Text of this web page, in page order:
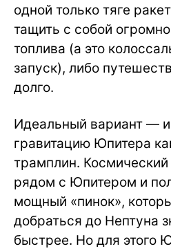
одной только тяге
тащить с собой
топлива (а это
запуск), либо
долго.
Идеальный вариант —
гравитацию Юпитера
трамплин.
рядом с Юпитером и
мощный «пинок»,
добраться до Нептуна
быстрее. Но для этого